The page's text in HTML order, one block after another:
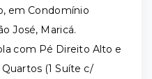
em Condomínio
José, Maricá.
com Pé Direito Alto e
(1 Suíte c/